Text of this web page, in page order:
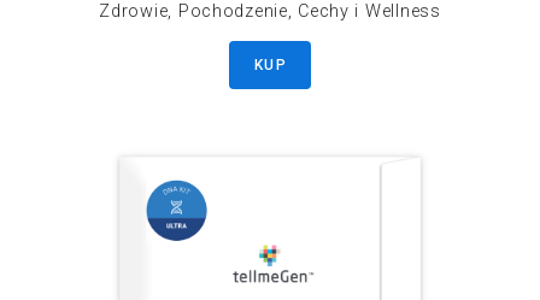
Zdrowie, Pochodzenie, Cechy i Wellness
KUP